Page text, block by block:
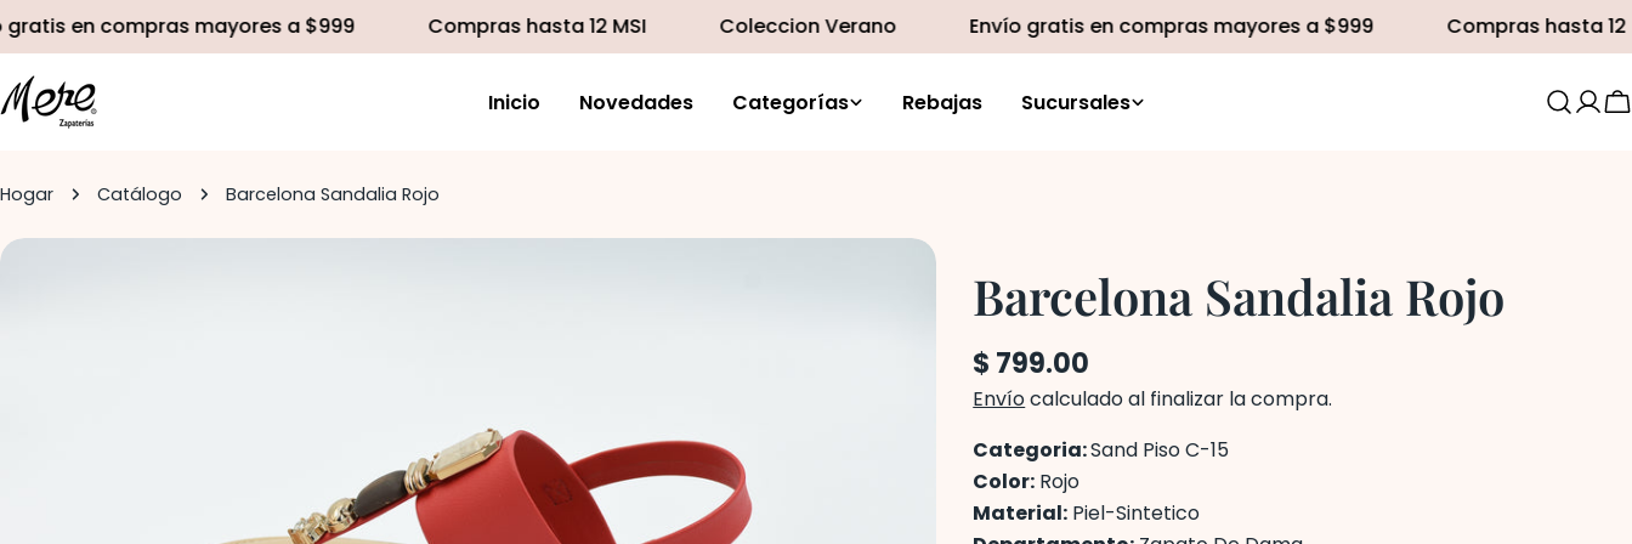
saltar
al
contenido
en compras mayores a $999 Compras hasta 12 MSI Coleccion Verano Envío gratis en compras mayores a $999 Compras hasta 12 MSI
Inicio Novedades Categorías Rebajas Sucursales
Hogar Catálogo Barcelona Sandalia Rojo
Barcelona Sandalia Rojo
Precio
regular
$ 799.00
Envíocalculado al finalizar la compra.
Categoria:Sand Piso C-15
Color: Rojo
Material: Piel-Sintetico